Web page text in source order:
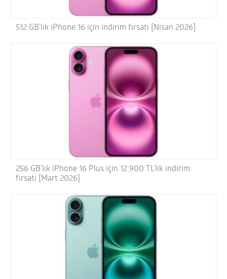
512 GB’lık iPhone 16 için indirim fırsatı [Nisan 2026]
256 GB’lık iPhone 16 Plus için 12.900 TL’lik indirim
fırsatı [Mart 2026]